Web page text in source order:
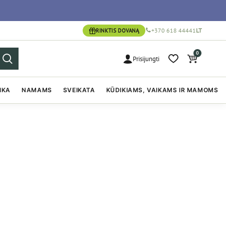
RINKTIS DOVANĄ +370 618 44441LT
Prisijungti
0
NAMAMS SVEIKATA KŪDIKIAMS, VAIKAMS IR MAMOMS